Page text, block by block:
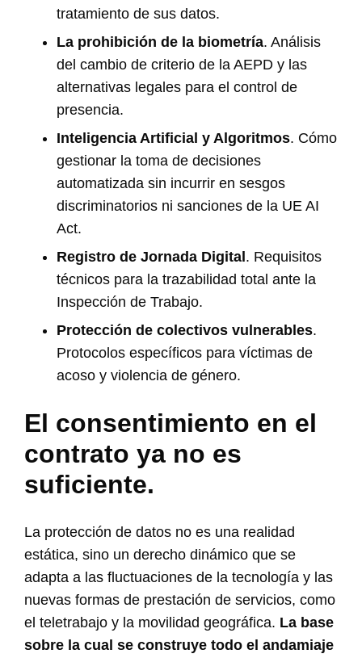
tratamiento de sus datos.
La prohibición de la biometría. Análisis
del cambio de criterio de la AEPD y las
alternativas legales para el control de
presencia.
Inteligencia Artificial y Algoritmos. Cómo
gestionar la toma de decisiones
automatizada sin incurrir en sesgos
discriminatorios ni sanciones de la UE AI
Act.
Registro de Jornada Digital . Requisitos
técnicos para la trazabilidad total ante la
Inspección de Trabajo.
Protección de colectivos vulnerables.
Protocolos específicos para víctimas de
acoso y violencia de género.
El consentimiento en el
contrato ya no es
suficiente.
La protección de datos no es una realidad
estática, sino un derecho dinámico que se
adapta a las fluctuaciones de la tecnología y las
nuevas formas de prestación de servicios, como
el teletrabajo y la movilidad geográfica. La base
sobre la cual se construye todo el andamiaje